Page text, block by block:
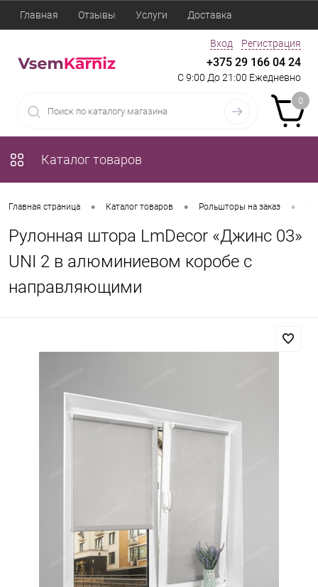
Главная Отзывы Услуги Доставка
Вход Регистрация
+375 29 166 04 24
С 9:00 До 21:00 Ежедневно
0
Каталог товаров
Главная страница • Каталог товаров • Рольшторы на заказ •
Рулонная штора LmDecor «Джинс 03»
UNI 2 в алюминиевом коробе с
направляющими